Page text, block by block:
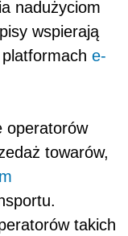
nadużyciom
wspierają
e-
operatorów
towarów,
takich